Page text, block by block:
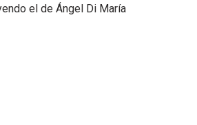
el de Ángel Di María